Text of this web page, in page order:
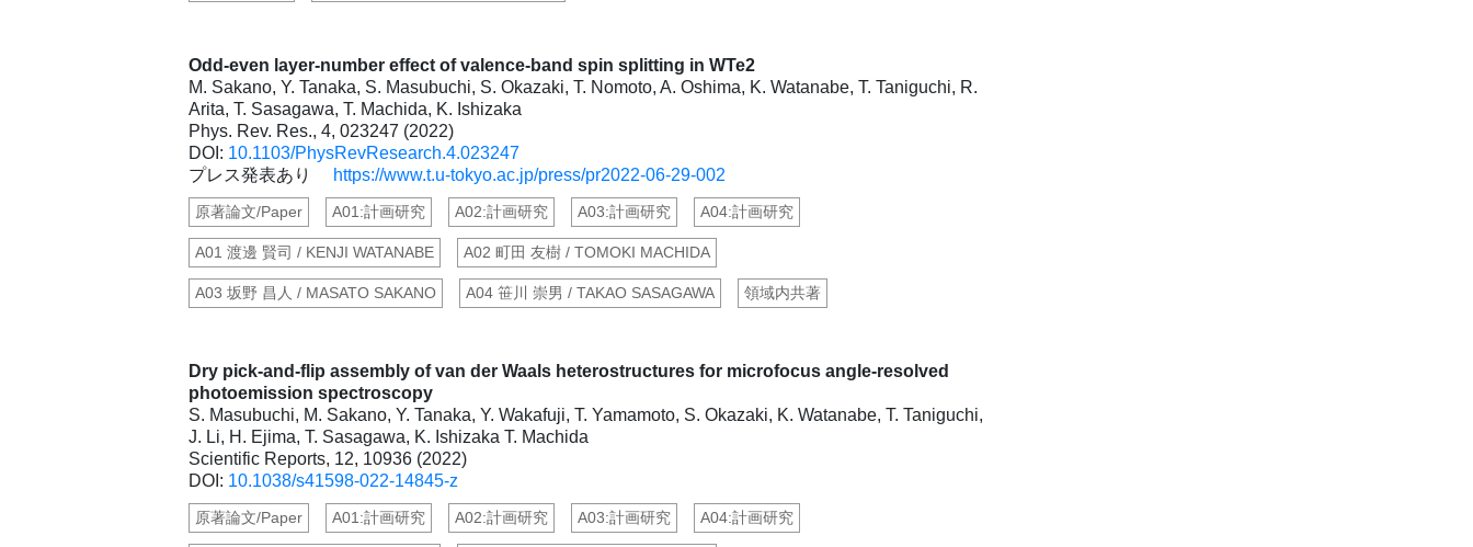
Odd-even layer-number effect of valence-band spin splitting in WTe2
M. Sakano, Y. Tanaka, S. Masubuchi, S. Okazaki, T. Nomoto, A. Oshima, K. Watanabe, T. Taniguchi, R.
Arita, T. Sasagawa, T. Machida, K. Ishizaka
Phys. Rev. Res., 4, 023247 (2022)
DOI: 10.1103/PhysRevResearch.4.023247
プレス発表あり
https://www.t.u-tokyo.ac.jp/press/pr2022-06-29-002
原著論文/Paper A01:計画研究 A02:計画研究 A03:計画研究 A04:計画研究
A01 渡邊 賢司 / KENJI WATANABE A02 町田 友樹 / TOMOKI MACHIDA
A03 坂野 昌人 / MASATO SAKANO A04 笹川 崇男 / TAKAO SASAGAWA 領域内共著
Dry pick-and-flip assembly of van der Waals heterostructures for microfocus angle-resolved
photoemission spectroscopy
S. Masubuchi, M. Sakano, Y. Tanaka, Y. Wakafuji, T. Yamamoto, S. Okazaki, K. Watanabe, T. Taniguchi,
J. Li, H. Ejima, T. Sasagawa, K. Ishizaka T. Machida
Scientific Reports, 12, 10936 (2022)
DOI: 10.1038/s41598-022-14845-z
原著論文/Paper A01:計画研究 A02:計画研究 A03:計画研究 A04:計画研究